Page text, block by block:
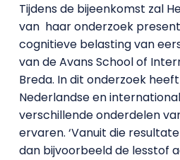
Tijdens de bijeenkomst zal
van haar onderzoek
cognitieve belasting van
van de Avans School of
Breda. In dit onderzoek
Nederlandse en
verschillende onderdelen
ervaren. ‘Vanuit die
dan bijvoorbeeld de lesstof